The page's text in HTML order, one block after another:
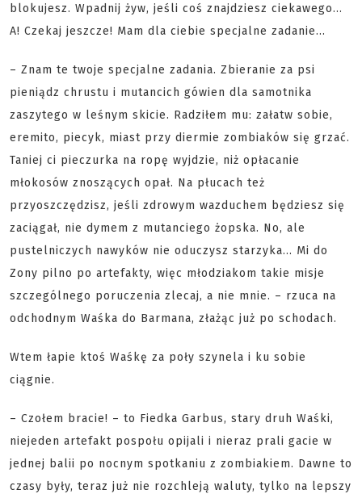
blokujesz. Wpadnij żyw, jeśli coś znajdziesz ciekawego...
A! Czekaj jeszcze! Mam dla ciebie specjalne zadanie...
– Znam te twoje specjalne zadania. Zbieranie za psi
pieniądz chrustu i mutancich gówien dla samotnika
zaszytego w leśnym skicie. Radziłem mu: załatw sobie,
eremito, piecyk, miast przy diermie zombiaków się grzać.
Taniej ci pieczurka na ropę wyjdzie, niż opłacanie
młokosów znoszących opał. Na płucach też
przyoszczędzisz, jeśli zdrowym wazduchem będziesz się
zaciągał, nie dymem z mutanciego żopska. No, ale
pustelniczych nawyków nie oduczysz starzyka... Mi do
Zony pilno po artefakty, więc młodziakom takie misje
szczególnego poruczenia zlecaj, a nie mnie. – rzuca na
odchodnym Waśka do Barmana, złażąc już po schodach.
Wtem łapie ktoś Waśkę za poły szynela i ku sobie
ciągnie.
– Czołem bracie! – to Fiedka Garbus, stary druh Waśki,
niejeden artefakt pospołu opijali i nieraz prali gacie w
jednej balii po nocnym spotkaniu z zombiakiem. Dawne to
czasy były, teraz już nie rozchleją waluty, tylko na lepszy